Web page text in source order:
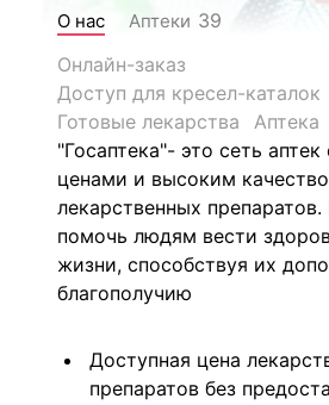
О нас Аптеки 39
Онлайн-заказ
Доступ для кресел-каталок
Готовые лекарства
Аптека
"Госаптека"- это сеть
ценами и высоким
лекарственных
помочь людям вести
жизни, способствуя их
благополучию
Доступная цена
препаратов без